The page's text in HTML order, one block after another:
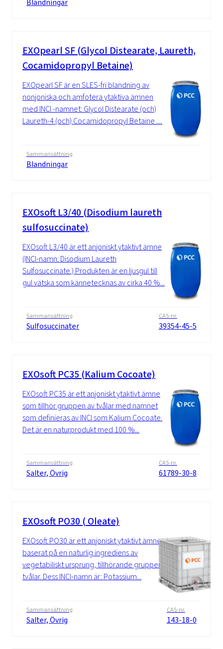
Blandningar
EXOpearl SF (Glycol Distearate, Laureth,
Cocamidopropyl Betaine)
EXOpearl SF är en SLES-fri blandning av
nonjoniska och amfotera ytaktiva ämnen
med INCI -namnet: Glycol Distearate (och)
Laureth-4 (och) Cocamidopropyl Betaine ....
Sammansättning
Blandningar
EXOsoft L3/40 (Disodium laureth
sulfosuccinate)
EXOsoft L3/40 är ett anjoniskt ytaktivt ämne
(INCI-namn: Disodium Laureth
Sulfosuccinate.) Produkten är en ljusgul till
gul vätska som kännetecknas av cirka 40 %...
Sammansättning
Sulfosuccinater
CAS-nr.
39354-45-5
EXOsoft PC35 (Kalium Cocoate)
EXOsoft PC35 är ett anjoniskt ytaktivt ämne
som tillhör gruppen av tvålar med namnet
som definieras av INCI som Kalium Cocoate.
Det är en naturprodukt med 100 %...
Sammansättning
Salter, Övrig
CAS-nr.
61789-30-8
EXOsoft PO30 ( Oleate)
EXOsoft PO30 är ett anjoniskt ytaktivt ämne,
baserat på en naturlig ingrediens av
vegetabiliskt ursprung, tillhörande gruppen
tvålar. Dess INCI-namn är: Potassium...
Sammansättning
Salter, Övrig
CAS-nr.
143-18-0